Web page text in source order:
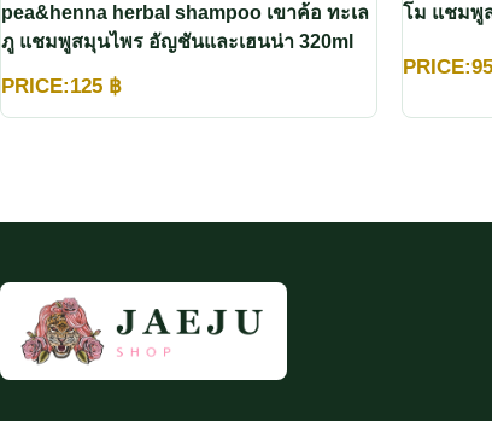
pea&henna herbal shampoo เขาค้อ ทะเล
ภู แชมพูสมุนไพร อัญชันและเฮนน่า 320ml
PRICE:125 ฿
PRICE:95